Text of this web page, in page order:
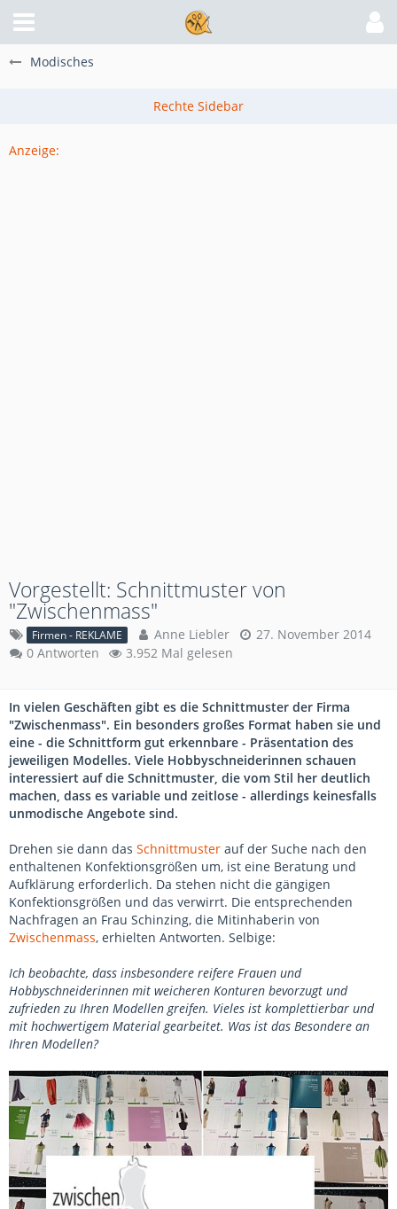
Modisches
Anzeige:
Vorgestellt: Schnittmuster von
"Zwischenmass"
Firmen - REKLAME Anne Liebler
27. November 2014
0 Antworten
3.952 Mal gelesen
In vielen Geschäften gibt es die Schnittmuster der Firma
"Zwischenmass". Ein besonders großes Format haben sie und
eine - die Schnittform gut erkennbare - Präsentation des
jeweiligen Modelles. Viele Hobbyschneiderinnen schauen
interessiert auf die Schnittmuster, die vom Stil her deutlich
machen, dass es variable und zeitlose - allerdings keinesfalls
unmodische Angebote sind.
Drehen sie dann das Schnittmuster auf der Suche nach den
enthaltenen Konfektionsgrößen um, ist eine Beratung und
Aufklärung erforderlich. Da stehen nicht die gängigen
Konfektionsgrößen und das verwirrt. Die entsprechenden
Nachfragen an Frau Schinzing, die Mitinhaberin von
Zwischenmass, erhielten Antworten. Selbige:
Ich beobachte, dass insbesondere reifere Frauen und
Hobbyschneiderinnen mit weicheren Konturen bevorzugt und
zufrieden zu Ihren Modellen greifen. Vieles ist komplettierbar und
mit hochwertigem Material gearbeitet. Was ist das Besondere an
Ihren Modellen?